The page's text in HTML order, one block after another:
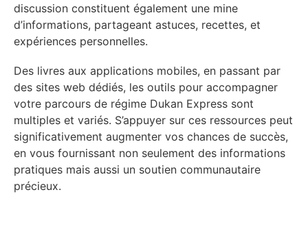
discussion constituent également une mine
d’informations, partageant astuces, recettes, et
expériences personnelles.
Des livres aux applications mobiles, en passant par
des sites web dédiés, les outils pour accompagner
votre parcours de régime Dukan Express sont
multiples et variés. S’appuyer sur ces ressources peut
significativement augmenter vos chances de succès,
en vous fournissant non seulement des informations
pratiques mais aussi un soutien communautaire
précieux.